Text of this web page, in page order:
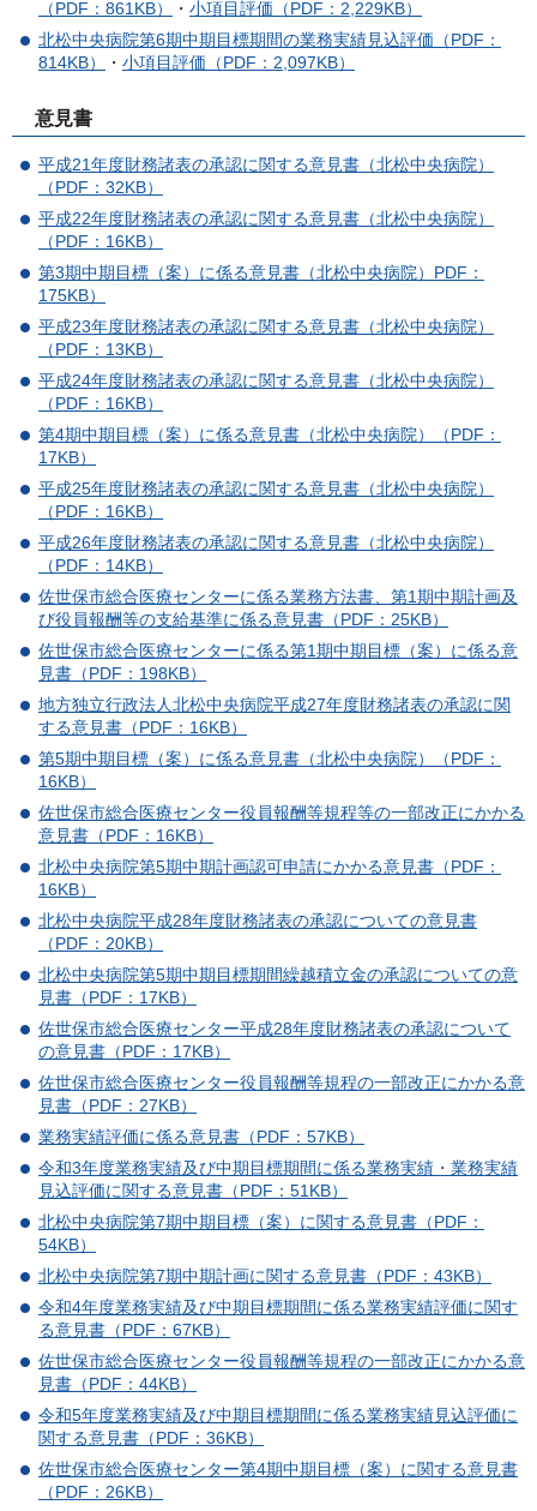
（PDF：861KB） ・ 小項目評価（PDF：2,229KB）
北松中央病院第6期中期目標期間の業務実績見込評価（PDF：
814KB）
・ 小項目評価（PDF：2,097KB）
意見書
平成21年度財務諸表の承認に関する意見書（北松中央病院）
（PDF：32KB）
平成22年度財務諸表の承認に関する意見書（北松中央病院）
（PDF：16KB）
第3期中期目標（案）に係る意見書（北松中央病院）PDF：
175KB）
平成23年度財務諸表の承認に関する意見書（北松中央病院）
（PDF：13KB）
平成24年度財務諸表の承認に関する意見書（北松中央病院）
（PDF：16KB）
第4期中期目標（案）に係る意見書（北松中央病院）（PDF：
17KB）
平成25年度財務諸表の承認に関する意見書（北松中央病院）
（PDF：16KB）
平成26年度財務諸表の承認に関する意見書（北松中央病院）
（PDF：14KB）
佐世保市総合医療センターに係る業務方法書、第1期中期計画及
び役員報酬等の支給基準に係る意見書（PDF：25KB）
佐世保市総合医療センターに係る第1期中期目標（案）に係る意
見書（PDF：198KB）
地方独立行政法人北松中央病院平成27年度財務諸表の承認に関
する意見書（PDF：16KB）
第5期中期目標（案）に係る意見書（北松中央病院）（PDF：
16KB）
佐世保市総合医療センター役員報酬等規程等の一部改正にかかる
意見書（PDF：16KB）
北松中央病院第5期中期計画認可申請にかかる意見書（PDF：
16KB）
北松中央病院平成28年度財務諸表の承認についての意見書
（PDF：20KB）
北松中央病院第5期中期目標期間繰越積立金の承認についての意
見書（PDF：17KB）
佐世保市総合医療センター平成28年度財務諸表の承認について
の意見書（PDF：17KB）
佐世保市総合医療センター役員報酬等規程の一部改正にかかる意
見書（PDF：27KB）
業務実績評価に係る意見書（PDF：57KB）
令和3年度業務実績及び中期目標期間に係る業務実績・業務実績
見込評価に関する意見書（PDF：51KB）
北松中央病院第7期中期目標（案）に関する意見書（PDF：
54KB）
北松中央病院第7期中期計画に関する意見書（PDF：43KB）
令和4年度業務実績及び中期目標期間に係る業務実績評価に関す
る意見書（PDF：67KB）
佐世保市総合医療センター役員報酬等規程の一部改正にかかる意
見書（PDF：44KB）
令和5年度業務実績及び中期目標期間に係る業務実績見込評価に
関する意見書（PDF：36KB）
佐世保市総合医療センター第4期中期目標（案）に関する意見書
（PDF：26KB）